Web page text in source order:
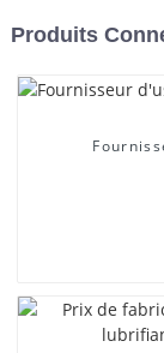
Produits